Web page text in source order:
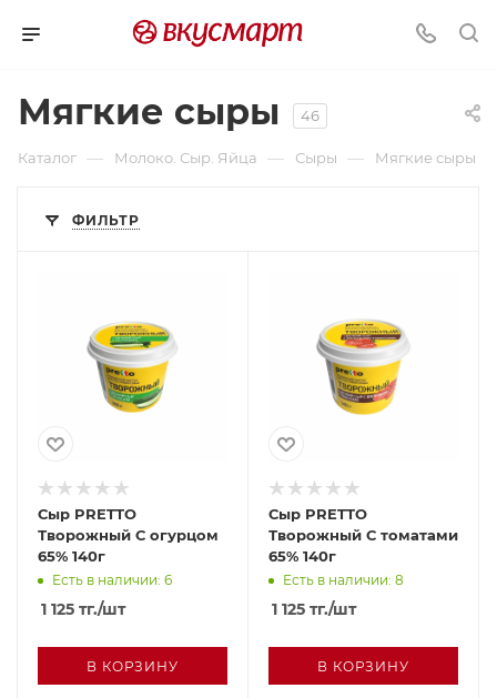
Мягкие сыры 46
Каталог — Молоко. Сыр. Яйца — Сыры — Мягкие сыры
ФИЛЬТР
Сыр PRETTO
Творожный С огурцом
65% 140г
Есть в наличии: 6
1 125 тг./шт
В КОРЗИНУ
Сыр PRETTO
Творожный С томатами
65% 140г
Есть в наличии: 8
1 125 тг./шт
В КОРЗИНУ